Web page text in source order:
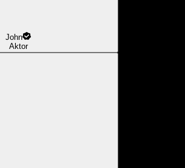
John
Aktor